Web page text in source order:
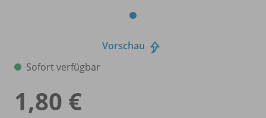
Vorschau
Sofort verfügbar
1,80 €